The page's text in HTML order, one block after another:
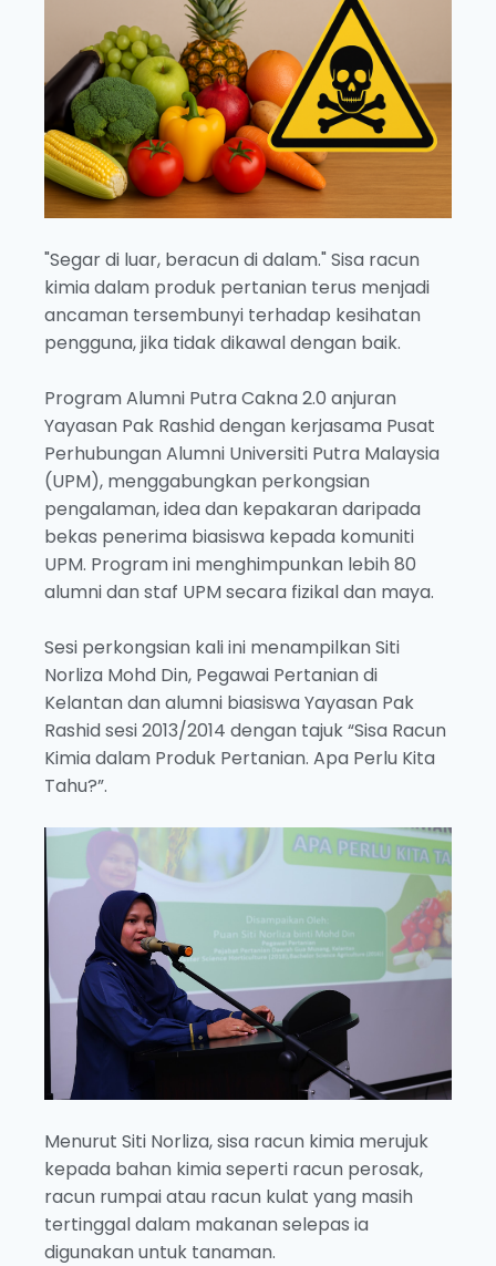
"Segar di luar, beracun di dalam." Sisa racun
kimia dalam produk pertanian terus menjadi
ancaman tersembunyi terhadap kesihatan
pengguna, jika tidak dikawal dengan baik.
Program Alumni Putra Cakna 2.0 anjuran
Yayasan Pak Rashid dengan kerjasama Pusat
Perhubungan Alumni Universiti Putra Malaysia
(UPM), menggabungkan perkongsian
pengalaman, idea dan kepakaran daripada
bekas penerima biasiswa kepada komuniti
UPM. Program ini menghimpunkan lebih 80
alumni dan staf UPM secara fizikal dan maya.
Sesi perkongsian kali ini menampilkan Siti
Norliza Mohd Din, Pegawai Pertanian di
Kelantan dan alumni biasiswa Yayasan Pak
Rashid sesi 2013/2014 dengan tajuk “Sisa Racun
Kimia dalam Produk Pertanian. Apa Perlu Kita
Tahu?”.
Menurut Siti Norliza, sisa racun kimia merujuk
kepada bahan kimia seperti racun perosak,
racun rumpai atau racun kulat yang masih
tertinggal dalam makanan selepas ia
digunakan untuk tanaman.